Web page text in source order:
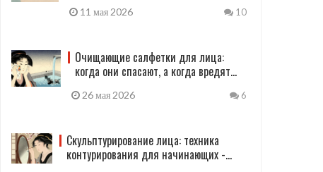
11 мая 2026 10
Очищающие салфетки для лица:
когда они спасают, а когда вредят
26 мая 2026 6
Скульптурирование лица: техника
контурирования для начинающих -